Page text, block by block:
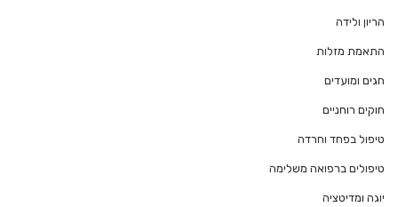
הריון ולידה
התאמת מזלות
חגים ומועדים
חוקים רוחניים
טיפול בפחד וחרדה
טיפולים ברפואה משלימה
יוגה ומדיטציה